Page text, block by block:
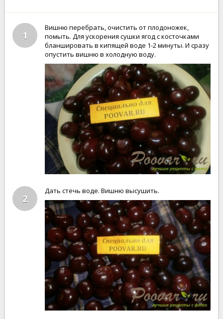
1
Вишню перебрать, очистить от плодоножек,
помыть. Для ускорения сушки ягод с косточками
бланшировать в кипящей воде 1-2 минуты. И сразу
опустить вишню в холодную воду.
2
Дать стечь воде. Вишню высушить.